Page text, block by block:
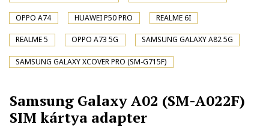
OPPO A74 HUAWEI P50 PRO REALME 6I
REALME 5 OPPO A73 5G SAMSUNG GALAXY A82 5G
SAMSUNG GALAXY XCOVER PRO (SM-G715F)
Samsung Galaxy A02 (SM-A022F)
SIM kártya adapter